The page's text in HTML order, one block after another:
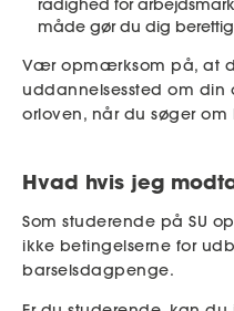
rådighed for
måde gør du dig
Vær opmærksom på, at
uddannelsessted om din
orloven, når du søger
Hvad hvis jeg
Som studerende på SU
ikke betingelserne for
barselsdagpenge.